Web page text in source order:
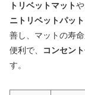
トリベットマットや
ニトリベットパット
善し、マットの寿
便利で、
コンセント
す。